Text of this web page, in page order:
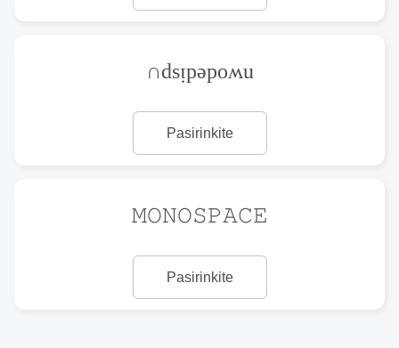
∩dsᴉpǝpoʍu
Pasirinkite
𝙼𝙾𝙽𝙾𝚂𝙿𝙰𝙲𝙴
Pasirinkite